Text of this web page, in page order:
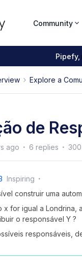
Community
Explore a
de
ago 6 replies
Inspiring
construir uma
x for igual a Londrina,
o responsável Y ?
responsáveis,